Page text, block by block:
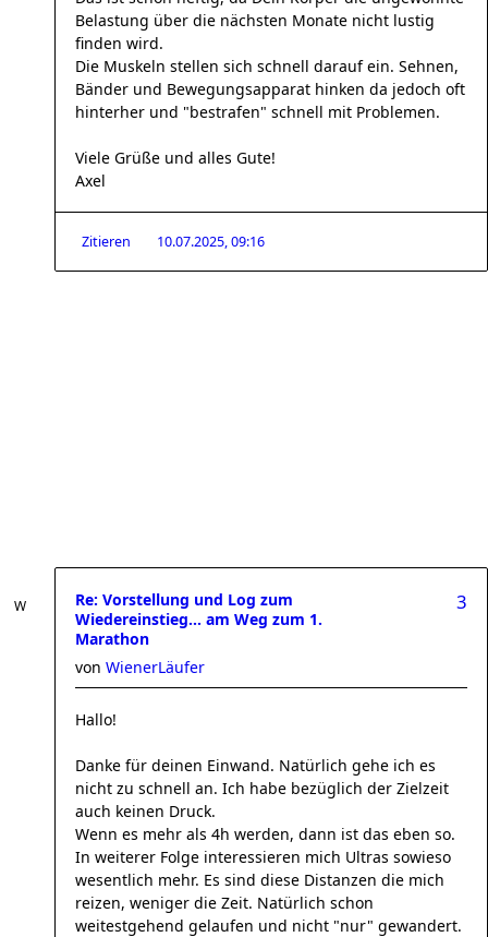
Belastung über die nächsten Monate nicht lustig
finden wird.
Die Muskeln stellen sich schnell darauf ein. Sehnen,
Bänder und Bewegungsapparat hinken da jedoch oft
hinterher und "bestrafen" schnell mit Problemen.
Viele Grüße und alles Gute!
Axel
Zitieren 10.07.2025, 09:16
Re: Vorstellung und Log zum
Wiedereinstieg... am Weg zum 1.
Marathon
3
von WienerLäufer
Hallo!
Danke für deinen Einwand. Natürlich gehe ich es
nicht zu schnell an. Ich habe bezüglich der Zielzeit
auch keinen Druck.
Wenn es mehr als 4h werden, dann ist das eben so.
In weiterer Folge interessieren mich Ultras sowieso
wesentlich mehr. Es sind diese Distanzen die mich
reizen, weniger die Zeit. Natürlich schon
weitestgehend gelaufen und nicht "nur" gewandert.